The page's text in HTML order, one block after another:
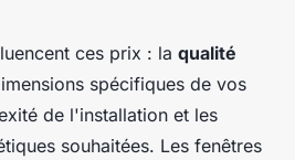
ces prix : la qualité
spécifiques de vos
de l'installation et les
souhaitées. Les fenêtres